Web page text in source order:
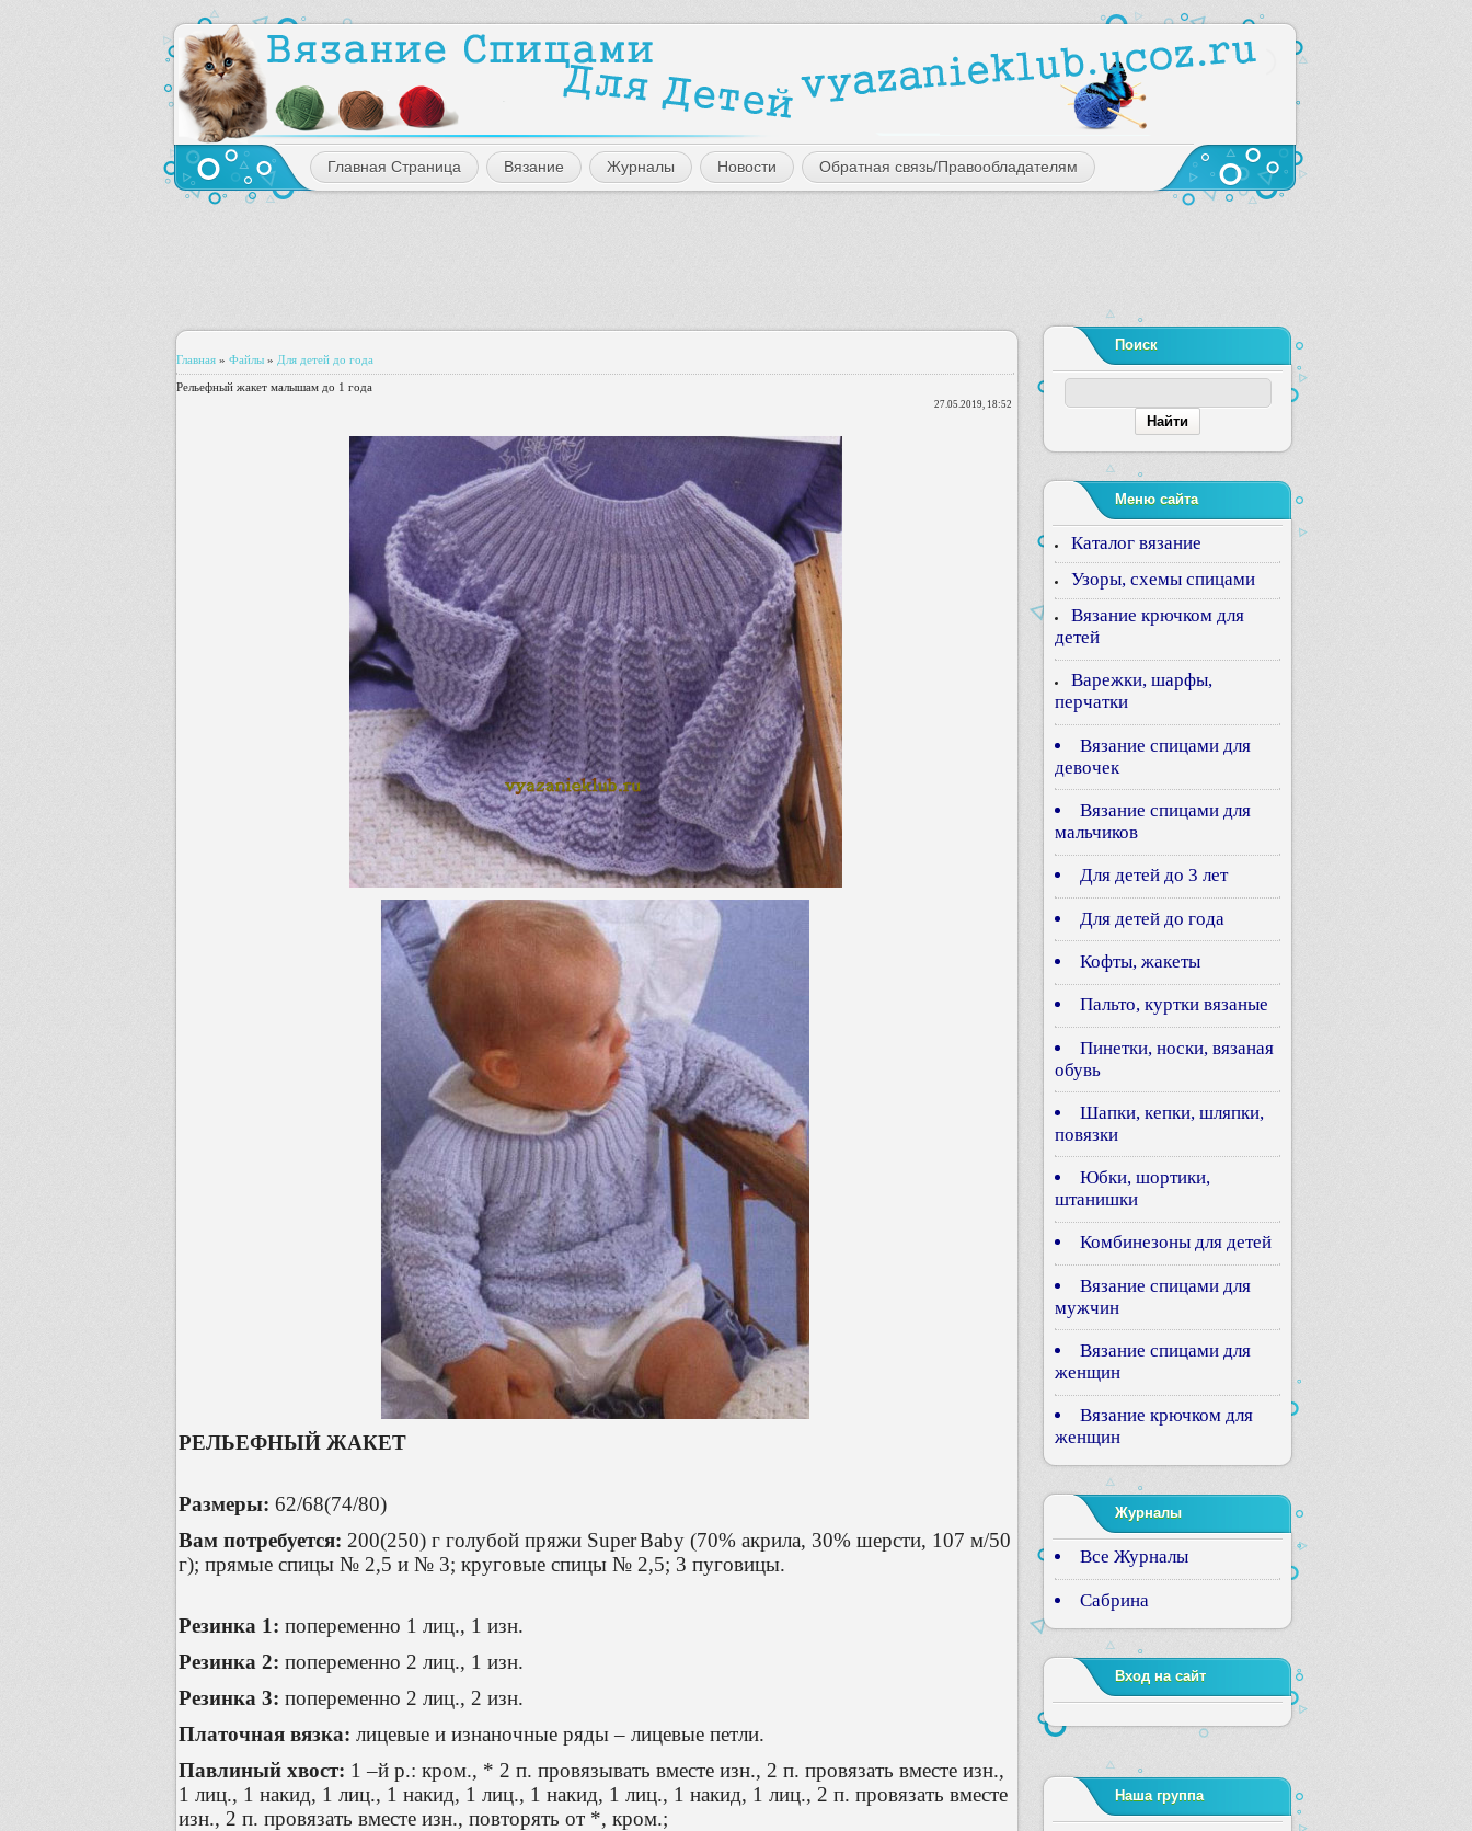
Главная Страница Вязание Журналы Новости Обратная связь/Правообладателям
Главная » Файлы » Для детей до года
Рельефный жакет малышам до 1 года
27.05.2019, 18:52
РЕЛЬЕФНЫЙ ЖАКЕТ
Размеры: 62/68(74/80)
Вам потребуется: 200(250) г голубой пряжи SuperBaby (70% акрила, 30% шерсти, 107 м/50
г); прямые спицы № 2,5 и № 3; круговые спицы № 2,5; 3 пуговицы.
Резинка 1: попеременно 1 лиц., 1 изн.
Резинка 2: попеременно 2 лиц., 1 изн.
Резинка 3: попеременно 2 лиц., 2 изн.
Платочная вязка: лицевые и изнаночные ряды – лицевые петли.
Павлиный хвост: 1 –й р.: кром., * 2 п. провязывать вместе изн., 2 п. провязать вместе изн.,
1 лиц., 1 накид, 1 лиц., 1 накид, 1 лиц., 1 накид, 1 лиц., 1 накид, 1 лиц., 2 п. провязать вместе
изн., 2 п. провязать вместе изн., повторять от *, кром.;
Поиск
Меню сайта
Каталог вязание
Узоры, схемы спицами
Вязание крючком для
детей
Варежки, шарфы,
перчатки
Вязание спицами для
девочек
Вязание спицами для
мальчиков
Для детей до 3 лет
Для детей до года
Кофты, жакеты
Пальто, куртки вязаные
Пинетки, носки, вязаная
обувь
Шапки, кепки, шляпки,
повязки
Юбки, шортики,
штанишки
Комбинезоны для детей
Вязание спицами для
мужчин
Вязание спицами для
женщин
Вязание крючком для
женщин
Журналы
Все Журналы
Сабрина
Вход на сайт
Наша группа